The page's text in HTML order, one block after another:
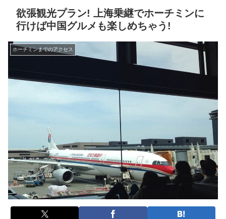
欲張観光プラン! 上海乗継でホーチミンに
行けば中国グルメも楽しめちゃう!
ホーチミンまでのアクセス